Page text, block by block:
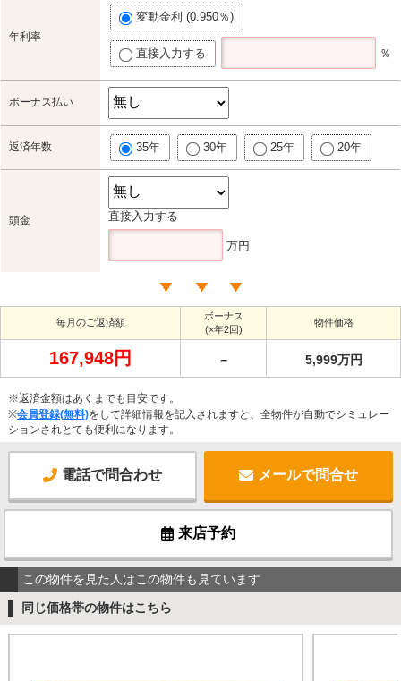
年利率
変動金利 (0.950％)
直接入力する ％
ボーナス払い
返済年数 35年 30年 25年 20年
頭金 直接入力する
万円
毎月のご返済額
ボーナス
(×年2回)
物件価格
167,948円 － 5,999万円
※返済金額はあくまでも目安です。
※会員登録(無料)をして詳細情報を記入されますと、全物件が自動でシミュレー
ションされとても便利になります。
電話で問合わせ メールで問合せ
来店予約
この物件を見た人はこの物件も見ています
同じ価格帯の物件はこちら